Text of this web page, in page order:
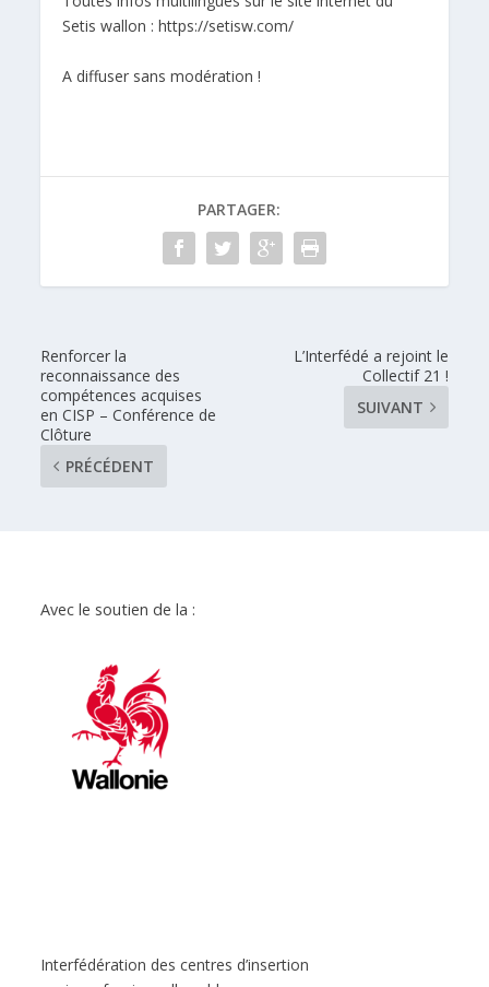
Setis wallon :https://setisw.com/
A diffuser sans modération !
PARTAGER:
Renforcer la
reconnaissance des
compétences acquises
en CISP – Conférence de
Clôture
PRÉCÉDENT
L’Interfédé a rejoint le
Collectif 21 !
SUIVANT
Avec le soutien de la :
Interfédération des centres d’insertion